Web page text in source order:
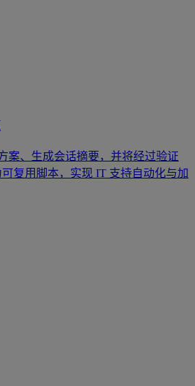
案、生成会话摘要，并将经过验证
复用脚本，实现 IT 支持自动化与加